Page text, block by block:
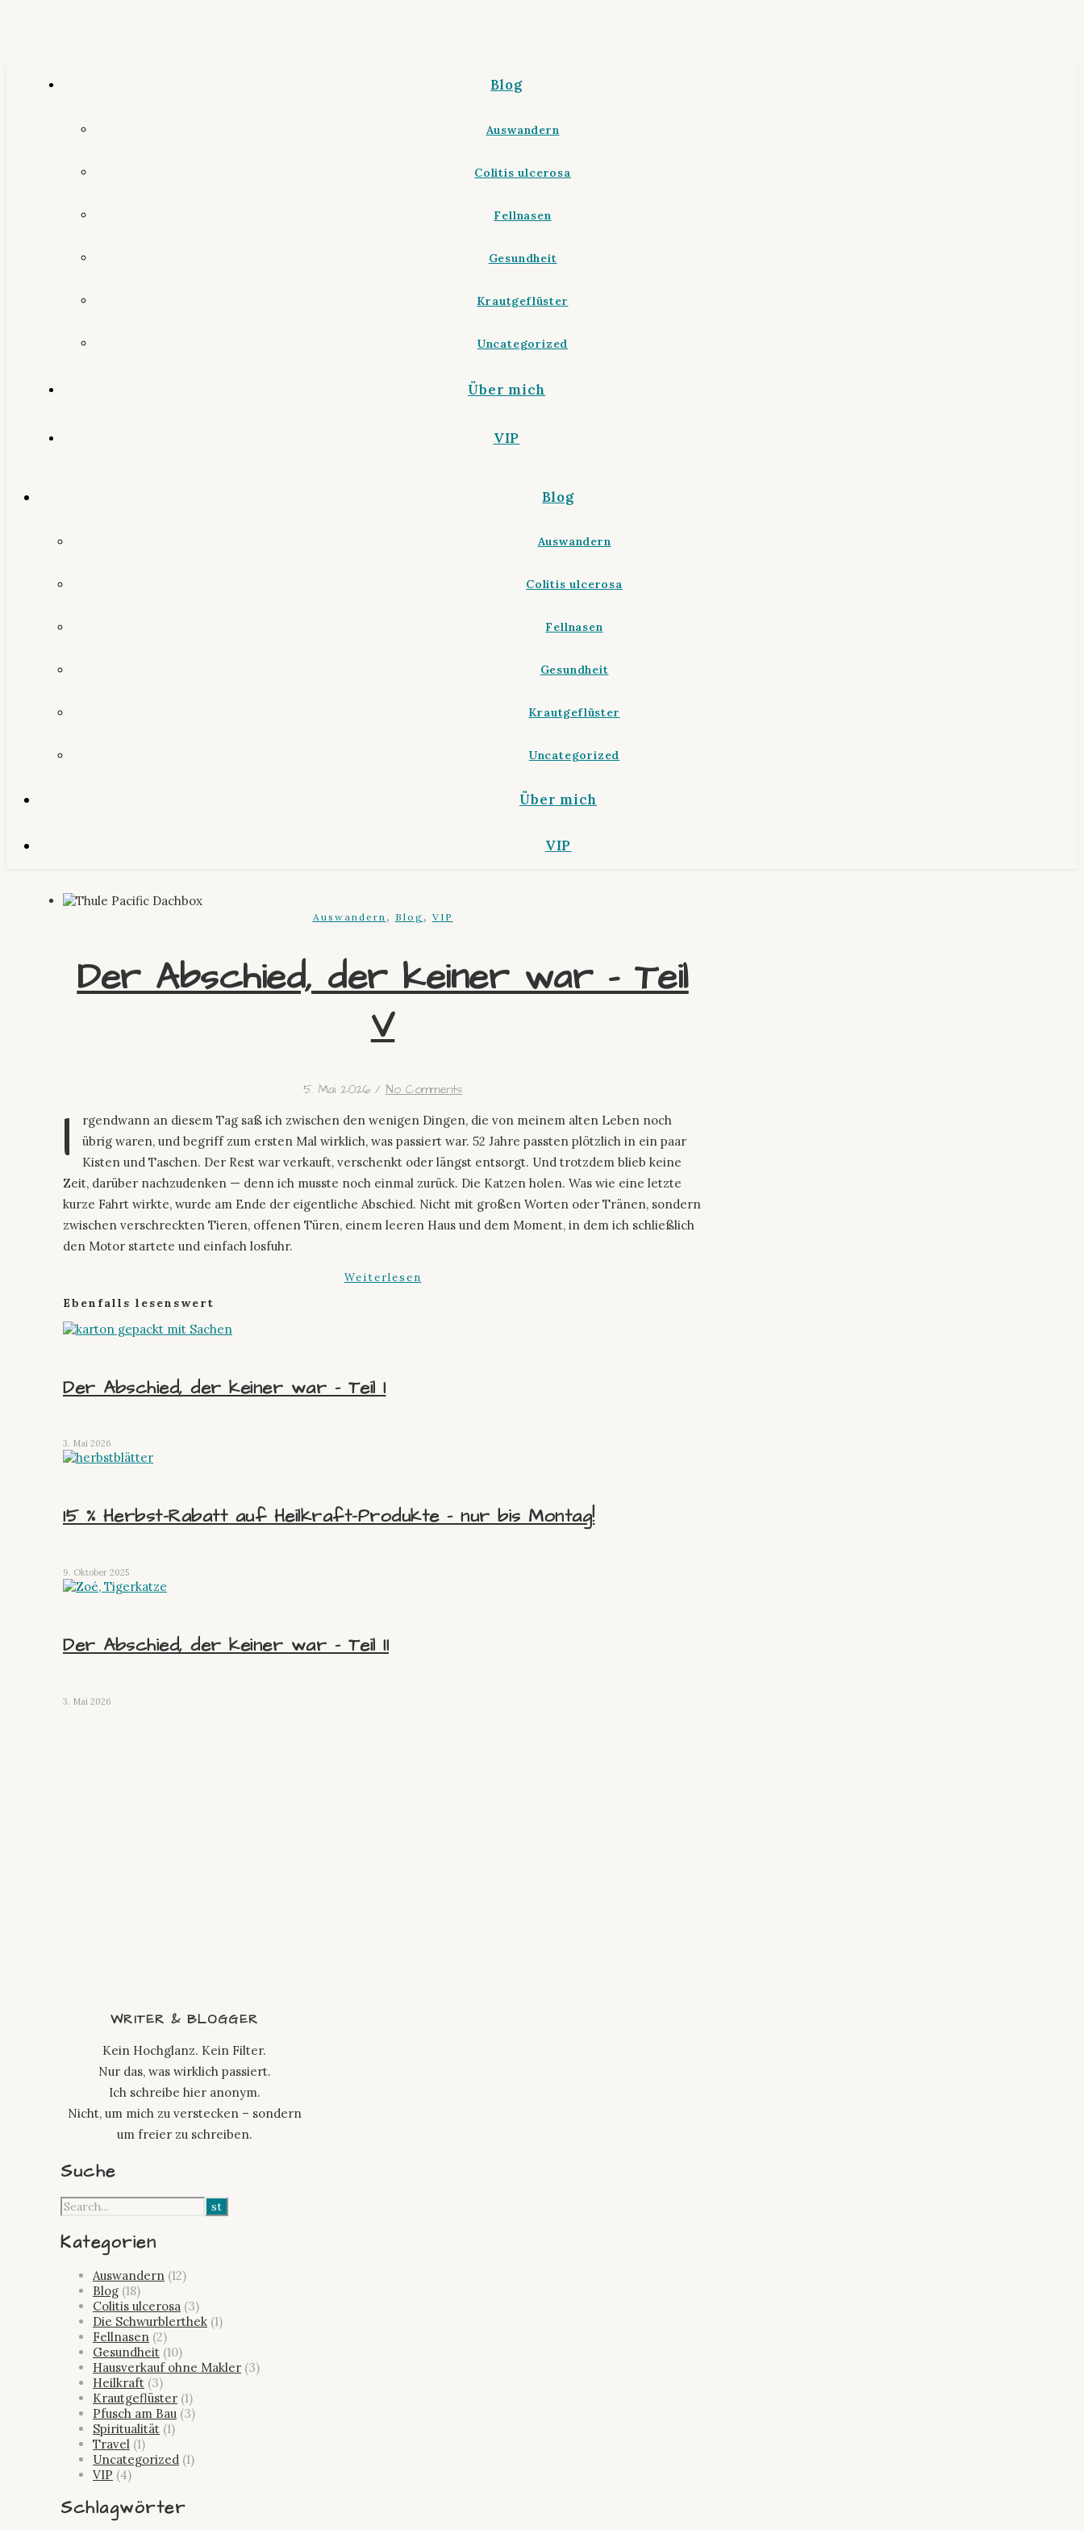
Blog
Auswandern
Colitis ulcerosa
Fellnasen
Gesundheit
Krautgeflüster
Uncategorized
Über mich
VIP
Blog
Auswandern
Colitis ulcerosa
Fellnasen
Gesundheit
Krautgeflüster
Uncategorized
Über mich
VIP
Auswandern , Blog , VIP
Der Abschied, der keiner war – Teil
V
5. Mai 2026 / No Comments
I
rgendwann an diesem Tag saß ich zwischen den wenigen Dingen, die von meinem alten Leben noch
übrig waren, und begriff zum ersten Mal wirklich, was passiert war. 52 Jahre passten plötzlich in ein paar
Kisten und Taschen. Der Rest war verkauft, verschenkt oder längst entsorgt. Und trotzdem blieb keine
Zeit, darüber nachzudenken — denn ich musste noch einmal zurück. Die Katzen holen. Was wie eine letzte
kurze Fahrt wirkte, wurde am Ende der eigentliche Abschied. Nicht mit großen Worten oder Tränen, sondern
zwischen verschreckten Tieren, offenen Türen, einem leeren Haus und dem Moment, in dem ich schließlich
den Motor startete und einfach losfuhr.
Weiterlesen
Ebenfalls lesenswert
Der Abschied, der keiner war – Teil I
3. Mai 2026
15 % Herbst-Rabatt auf Heilkraft-Produkte – nur bis Montag!
9. Oktober 2025
Der Abschied, der keiner war – Teil II
3. Mai 2026
WRITER & BLOGGER
Kein Hochglanz. Kein Filter.
Nur das, was wirklich passiert.
Ich schreibe hier anonym.
Nicht, um mich zu verstecken – sondern
um freier zu schreiben.
Suche
Kategorien
Auswandern (12)
Blog (18)
Colitis ulcerosa (3)
Die Schwurblerthek (1)
Fellnasen (2)
Gesundheit (10)
Hausverkauf ohne Makler (3)
Heilkraft (3)
Krautgeflüster (1)
Pfusch am Bau (3)
Spiritualität (1)
Travel (1)
Uncategorized (1)
VIP (4)
Schlagwörter